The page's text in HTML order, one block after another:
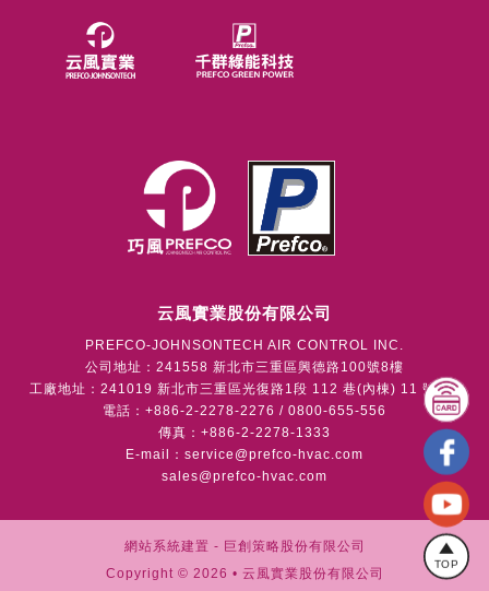
TOP
云風實業股份有限公司
PREFCO-JOHNSONTECH AIR CONTROL INC.
公司地址：241558 新北市三重區興德路100號8樓
工廠地址：241019 新北市三重區光復路1段 112 巷(內棟) 11 號1樓
電話：+886-2-2278-2276 / 0800-655-556
傳真：+886-2-2278-1333
E-mail： service@prefco-hvac.com
sales@prefco-hvac.com
網站系統建置 - 巨創策略股份有限公司
Copyright © 2026 • 云風實業股份有限公司